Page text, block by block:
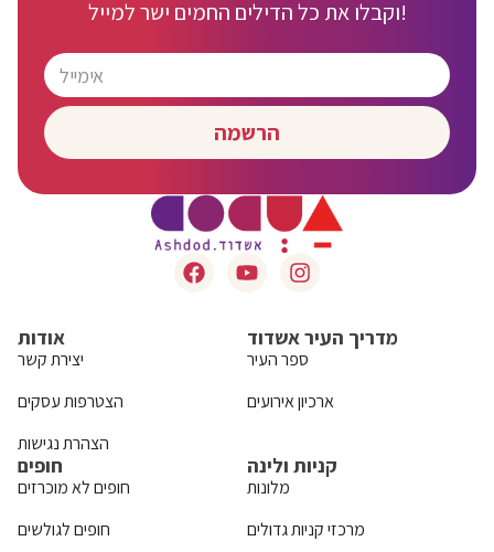
וקבלו את כל הדילים החמים ישר למייל!
הרשמה
אודות
יצירת קשר
הצטרפות עסקים
הצהרת נגישות
מדריך העיר אשדוד
ספר העיר
ארכיון אירועים
חופים
חופים לא מוכרזים
חופים לגולשים
קניות ולינה
מלונות
מרכזי קניות גדולים